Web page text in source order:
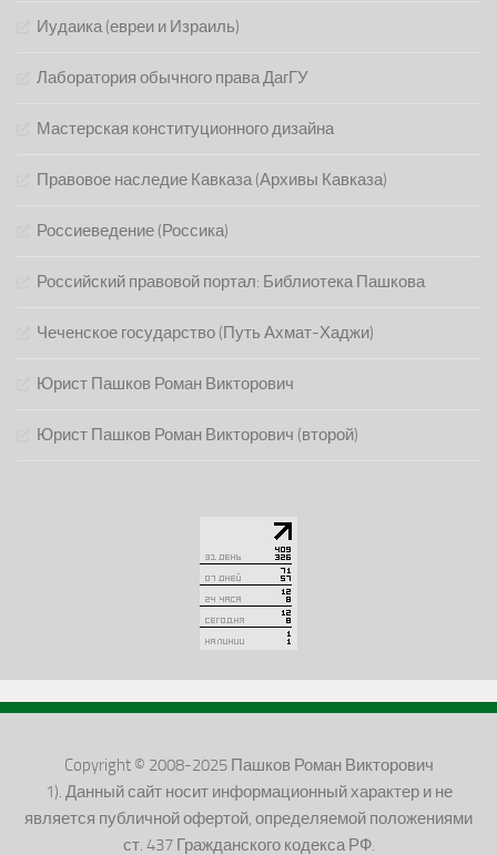
Иудаика (евреи и Израиль)
Лаборатория обычного права ДагГУ
Мастерская конституционного дизайна
Правовое наследие Кавказа (Архивы Кавказа)
Россиеведение (Россика)
Российский правовой портал: Библиотека Пашкова
Чеченское государство (Путь Ахмат-Хаджи)
Юрист Пашков Роман Викторович
Юрист Пашков Роман Викторович (второй)
Copyright © 2008-2025 Пашков Роман Викторович
1). Данный сайт носит информационный характер и не
является публичной офертой, определяемой положениями
ст. 437 Гражданского кодекса РФ.